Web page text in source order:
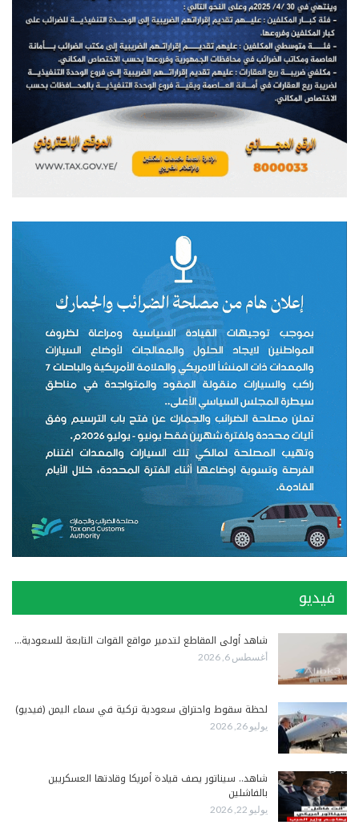
فيديو
شاهد أولى المقاطع لتدمير مواقع القوات التابعة للسعودية…
أغسطس 6, 2026
لحظة سقوط واحتراق سعودية تركية في سماء اليمن (فيديو)
يوليو 26, 2026
شاهد.. سيناتور يصف قيادة أمريكا وقادتها العسكريين
بالفاشلين
يوليو 22, 2026